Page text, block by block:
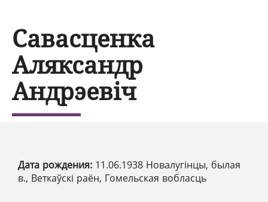
Савасценка
Аляксандр
Андрэевіч
Дата рождения: 11.06.1938 Новалугінцы, былая
в., Веткаўскі раён, Гомельская вобласць